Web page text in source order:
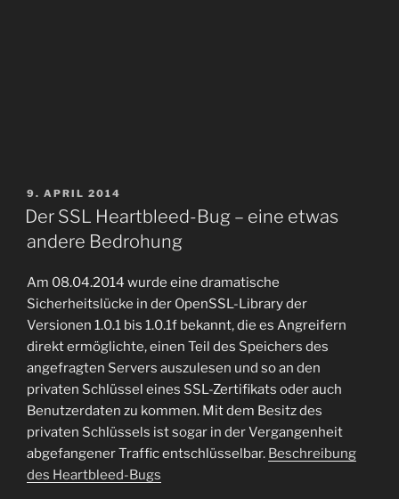
VERÖFFENTLICHT
AM
9. APRIL 2014
Der SSL Heartbleed-Bug – eine etwas
andere Bedrohung
Am 08.04.2014 wurde eine dramatische
Sicherheitslücke in der OpenSSL-Library der
Versionen 1.0.1 bis 1.0.1f bekannt, die es Angreifern
direkt ermöglichte, einen Teil des Speichers des
angefragten Servers auszulesen und so an den
privaten Schlüssel eines SSL-Zertifikats oder auch
Benutzerdaten zu kommen. Mit dem Besitz des
privaten Schlüssels ist sogar in der Vergangenheit
abgefangener Traffic entschlüsselbar. Beschreibung
des Heartbleed-Bugs